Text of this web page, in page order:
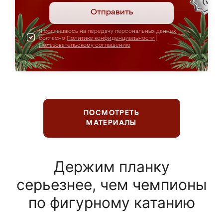
Отправить
Я соглашаюсь на передачу персональных данных
согласно Политике конфиденциальности
Пользовательскому соглашению
ПОСМОТРЕТЬ
МАТЕРИАЛЫ
Держим планку
серьезнее, чем чемпионы
по фигурному катанию